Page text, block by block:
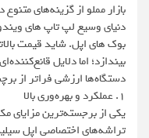
بازار مملو از گزینه‌های
دنیای وسیع لپ تاپ های
بوک های اپل. شاید قیمت
بیندازد؛ اما دلایل
دستگاه‌ها ارزشی فراتر از
۱. عملکرد و بهره‌وری بالا
یکی از برجسته‌ترین